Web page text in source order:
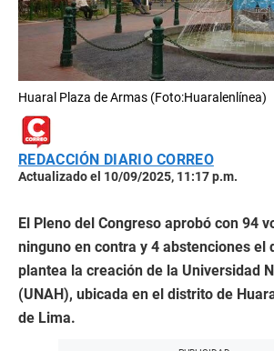
Huaral Plaza de Armas (Foto:Huaralenlínea)
REDACCIÓN DIARIO CORREO
Actualizado el 10/09/2025, 11:17 p.m.
El Pleno del Congreso aprobó con 94
ninguno en contra y 4 abstenciones el
plantea la creación de la Universidad
(UNAH), ubicada en el distrito de
de Lima.